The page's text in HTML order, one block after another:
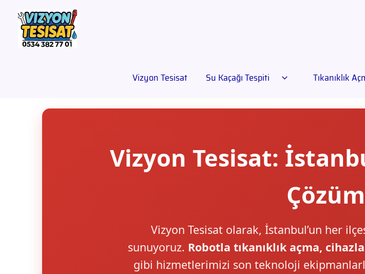
Vizyon Tesisat Su Kaçağı Tespiti Tıkanıklık
Vizyon Tesisat:
Vizyon Tesisat olarak, İstanbul’un her
sunuyoruz. Robotla tıkanıklık açma,
gibi hizmetlerimizi son teknoloji